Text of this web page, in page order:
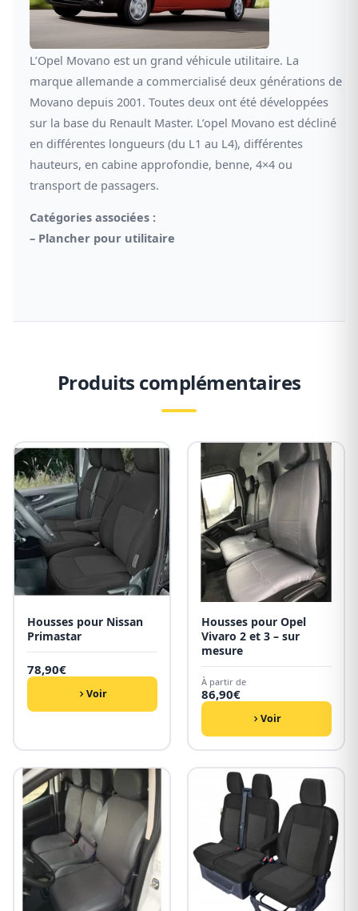
L’Opel Movano est un grand véhicule utilitaire. La
marque allemande a commercialisé deux générations de
Movano depuis 2001. Toutes deux ont été développées
sur la base du Renault Master. L’opel Movano est décliné
en différentes longueurs (du L1 au L4), différentes
hauteurs, en cabine approfondie, benne, 4×4 ou
transport de passagers.
Catégories associées :
– Plancher pour utilitaire
Produits complémentaires
Housses pour Nissan
Primastar
78,90€
Voir
Housses pour Opel
Vivaro 2 et 3 – sur
mesure
À partir de
86,90€
Voir